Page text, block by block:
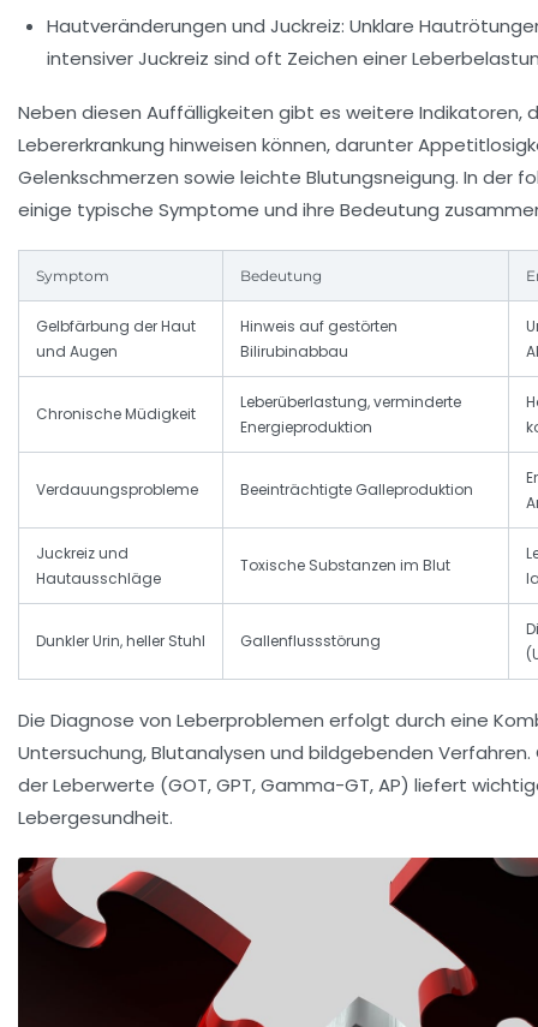
Hautveränderungen und Juckreiz: Unklare
intensiver Juckreiz sind oft Zeichen einer
Neben diesen Auffälligkeiten gibt es weitere Indikatoren,
Lebererkrankung hinweisen können, darunter
Gelenkschmerzen sowie leichte Blutungsneigung. In der
einige typische Symptome und ihre Bedeutung
Symptom Bedeutung
Gelbfärbung der Haut
und Augen
Hinweis auf gestörten
Bilirubinabbau
Chronische Müdigkeit
Leberüberlastung, verminderte
Energieproduktion
Verdauungsprobleme Beeinträchtigte Galleproduktion
Juckreiz und
Hautausschläge
Toxische Substanzen im Blut
Dunkler Urin, heller Stuhl Gallenflussstörung
Die Diagnose von Leberproblemen erfolgt durch eine
Untersuchung, Blutanalysen und bildgebenden
der Leberwerte (GOT, GPT, Gamma-GT, AP) liefert
Lebergesundheit.